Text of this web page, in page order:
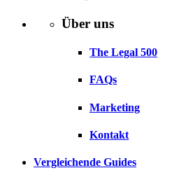
Über uns
The Legal 500
FAQs
Marketing
Kontakt
Vergleichende Guides